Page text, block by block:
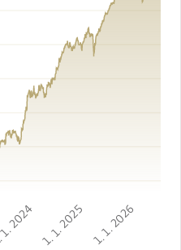
2024 1. 1. 2025 1. 1. 2026